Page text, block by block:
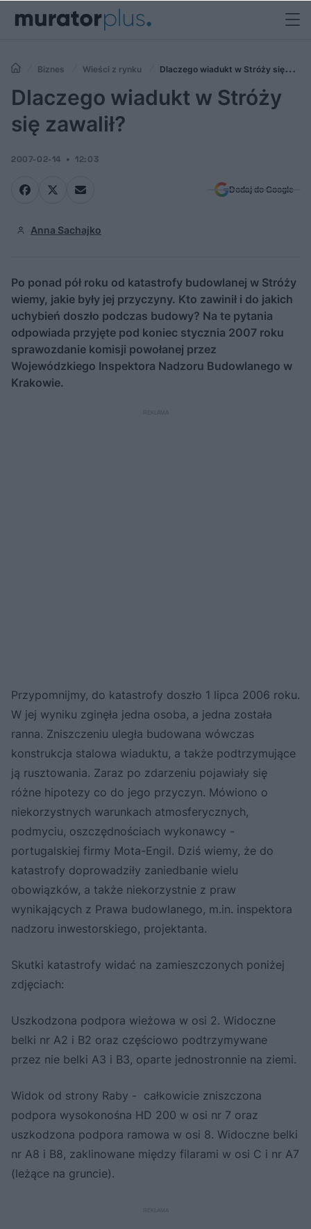
Biznes Wieści z rynku
Dlaczego wiadukt w Stróży się
zawalił?
Dlaczego wiadukt w Stróży
się zawalił?
2007-02-14 12:03
Dodaj do Google
Anna Sachajko
Po ponad pół roku od katastrofy budowlanej w Stróży
wiemy, jakie były jej przyczyny. Kto zawinił i do jakich
uchybień doszło podczas budowy? Na te pytania
odpowiada przyjęte pod koniec stycznia 2007 roku
sprawozdanie komisji powołanej przez
Wojewódzkiego Inspektora Nadzoru Budowlanego w
Krakowie.
Przypomnijmy, do katastrofy doszło 1 lipca 2006 roku.
W jej wyniku zginęła jedna osoba, a jedna została
ranna. Zniszczeniu uległa budowana wówczas
konstrukcja stalowa wiaduktu, a także podtrzymujące
ją rusztowania. Zaraz po zdarzeniu pojawiały się
różne hipotezy co do jego przyczyn. Mówiono o
niekorzystnych warunkach atmosferycznych,
podmyciu, oszczędnościach wykonawcy -
portugalskiej firmy Mota-Engil. Dziś wiemy, że do
katastrofy doprowadziły zaniedbanie wielu
obowiązków, a także niekorzystnie z praw
wynikających z Prawa budowlanego, m.in. inspektora
nadzoru inwestorskiego, projektanta.
Skutki katastrofy widać na zamieszczonych poniżej
zdjęciach:
Uszkodzona podpora wieżowa w osi 2. Widoczne
belki nr A2 i B2 oraz częściowo podtrzymywane
przez nie belki A3 i B3, oparte jednostronnie na ziemi.
Widok od strony Raby - całkowicie zniszczona
podpora wysokonośna HD 200 w osi nr 7 oraz
uszkodzona podpora ramowa w osi 8. Widoczne belki
nr A8 i B8, zaklinowane między filarami w osi C i nr A7
(leżące na gruncie).